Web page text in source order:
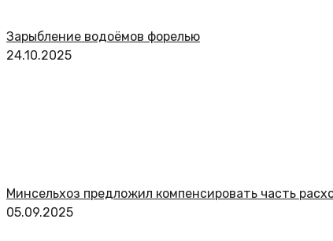
Зарыбление водоёмов форелью
24.10.2025
Минсельхоз предложил компенсировать часть
05.09.2025